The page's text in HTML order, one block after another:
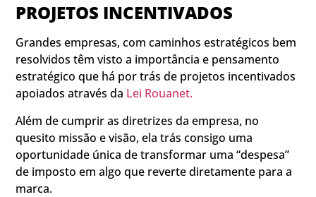
PROJETOS INCENTIVADOS
Grandes empresas, com caminhos estratégicos bem
resolvidos têm visto a importância e pensamento
estratégico que há por trás de projetos incentivados
apoiados através da Lei Rouanet.
Além de cumprir as diretrizes da empresa, no
quesito missão e visão, ela trás consigo uma
oportunidade única de transformar uma “despesa”
de imposto em algo que reverte diretamente para a
marca.